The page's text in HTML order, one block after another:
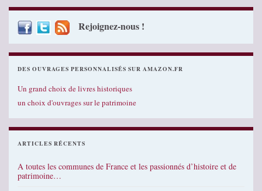
Rejoignez-nous !
DES OUVRAGES PERSONNALISÉS SUR AMAZON.FR
Un grand choix de livres historiques
un choix d'ouvrages sur le patrimoine
ARTICLES RÉCENTS
A toutes les communes de France et les passionnés d’histoire et de
patrimoine…